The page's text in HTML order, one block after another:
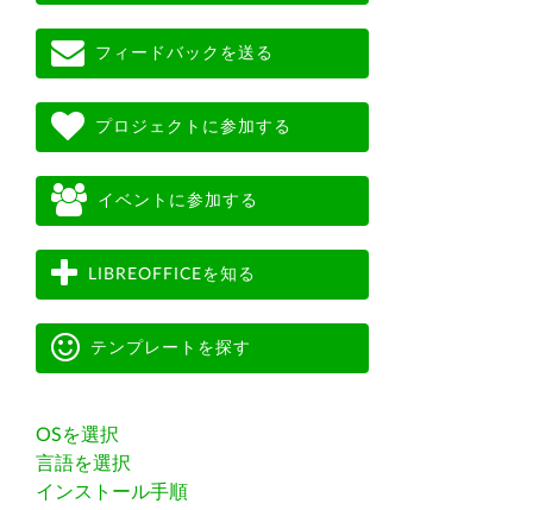
フィードバックを送る
プロジェクトに参加する
イベントに参加する
LIBREOFFICEを知る
テンプレートを探す
OSを選択
言語を選択
インストール手順